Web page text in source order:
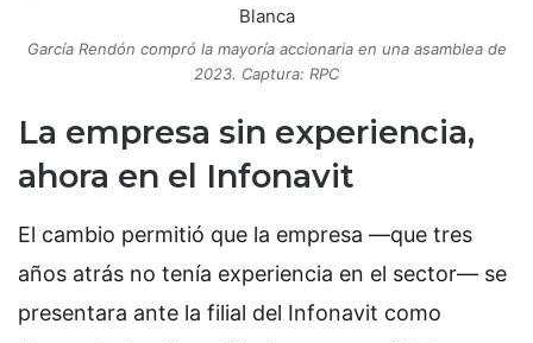
García Rendón compró la mayoría accionaria en una asamblea de
2023. Captura: RPC
La empresa sin experiencia,
ahora en el Infonavit
El cambio permitió que la empresa —que tres
años atrás no tenía experiencia en el sector— se
presentara ante la filial del Infonavit como